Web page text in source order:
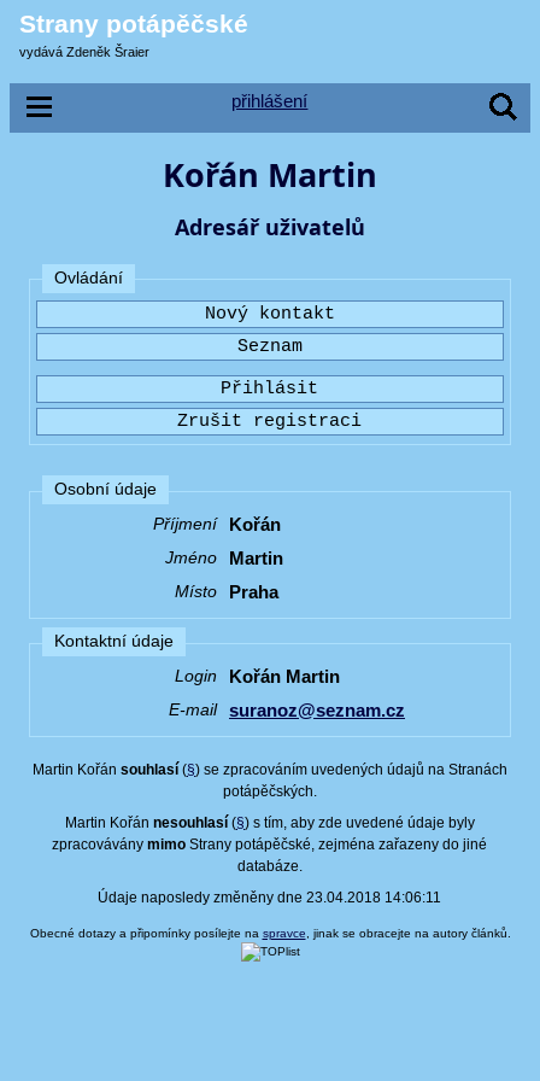
Strany potápěčské
vydává Zdeněk Šraier
přihlášení
Kořán Martin
Adresář uživatelů
Ovládání
Osobní údaje
Příjmení
Kořán
Jméno Martin
Místo Praha
Kontaktní údaje
Login
Kořán Martin
E-mail suranoz@seznam.cz
Martin Kořán souhlasí(§) se zpracováním uvedených údajů na Stranách
potápěčských.
Martin Kořán nesouhlasí(§) s tím, aby zde uvedené údaje byly
zpracováványmimo Strany potápěčské, zejména zařazeny do jiné
databáze.
Údaje naposledy změněny dne 23.04.2018 14:06:11
Obecné dotazy a připomínky posílejte na spravce , jinak se obracejte na autory článků.